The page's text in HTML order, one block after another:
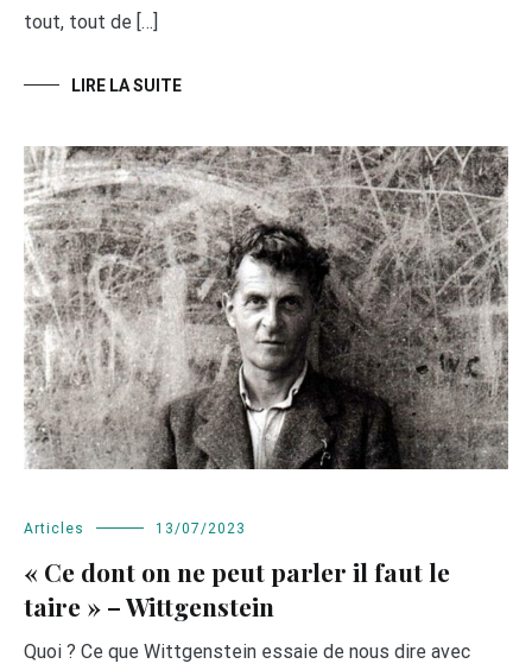
tout, tout de […]
LIRE LA SUITE
Articles 13/07/2023
« Ce dont on ne peut parler il faut le
taire » – Wittgenstein
Quoi ? Ce que Wittgenstein essaie de nous dire avec